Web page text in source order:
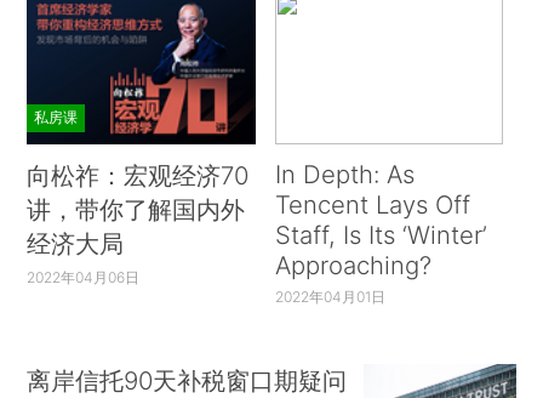
私房课
向松祚：宏观经济70
讲，带你了解国内外
经济大局
2022年04月06日
In Depth: As
Tencent Lays Off
Staff, Is Its ‘Winter’
Approaching?
2022年04月01日
离岸信托90天补税窗口期疑问